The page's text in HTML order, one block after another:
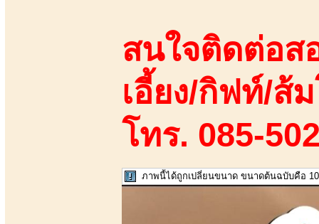
สนใจติดต่อส
เอี้ยง/กิฟท์/ส้
โทร. 085-
ภาพนี้ได้ถูกเปลี่ยนขนาด ขนาดต้นฉบับคือ